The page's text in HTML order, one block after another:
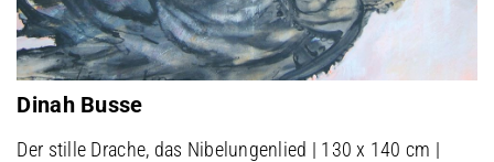
Dinah Busse
Der stille Drache, das Nibelungenlied | 130 x 140 cm |